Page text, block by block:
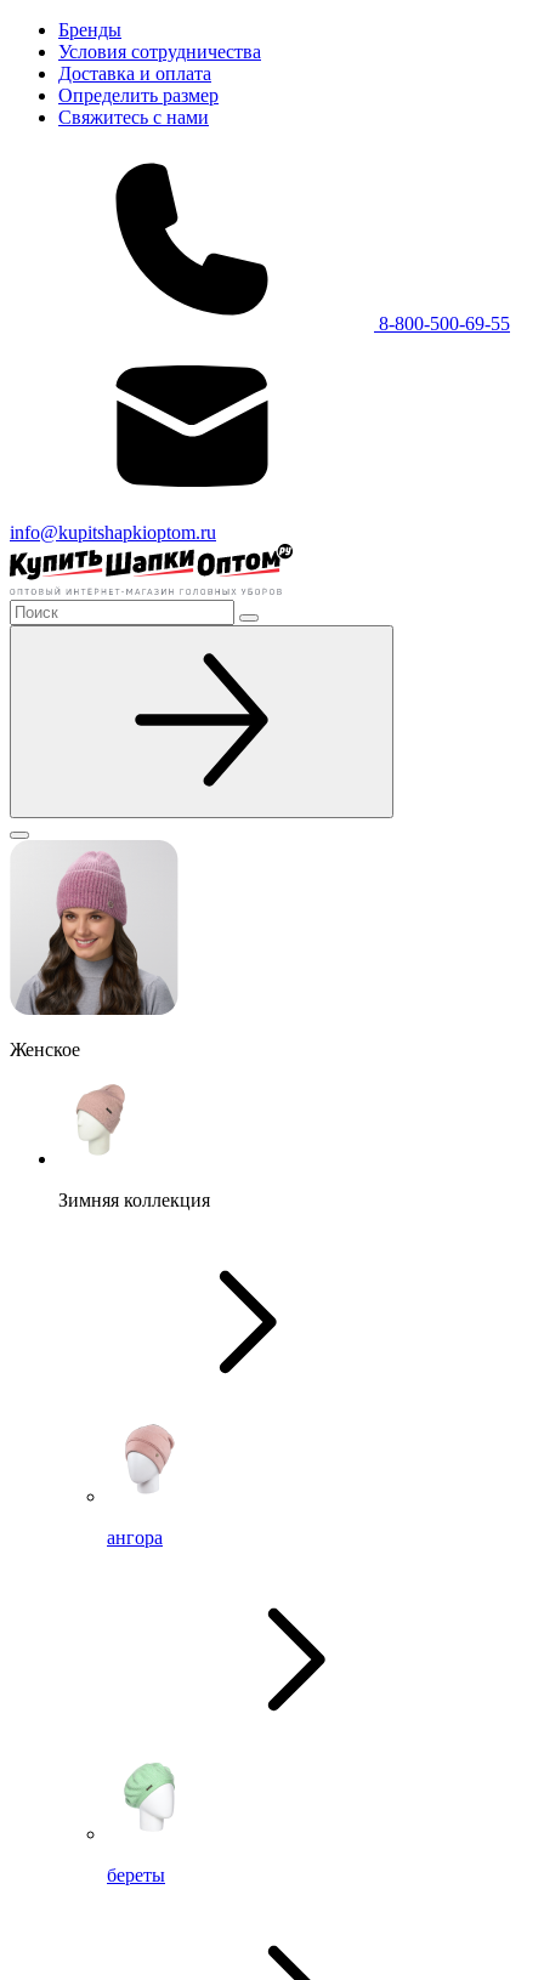
Бренды
Условия сотрудничества
Доставка и оплата
Определить размер
Свяжитесь с нами
8-800-500-69-55
info@kupitshapkioptom.ru
Женское
Зимняя коллекция
ангора
береты